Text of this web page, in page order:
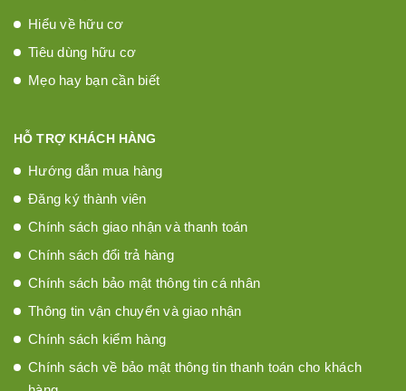
Hiểu về hữu cơ
Tiêu dùng hữu cơ
Mẹo hay bạn cần biết
HỖ TRỢ KHÁCH HÀNG
Hướng dẫn mua hàng
Đăng ký thành viên
Chính sách giao nhận và thanh toán
Chính sách đổi trả hàng
Chính sách bảo mật thông tin cá nhân
Thông tin vận chuyển và giao nhận
Chính sách kiểm hàng
Chính sách về bảo mật thông tin thanh toán cho khách